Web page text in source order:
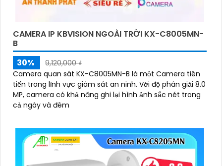
CAMERA IP KBVISION NGOÀI TRỜI KX-C8005MN-
B
30%
9,120,000 ₫
Camera quan sát KX-C8005MN-B là một Camera tiên
tiến trong lĩnh vực giám sát an ninh. Với độ phân giải 8.0
MP, camera có khả năng ghi lại hình ảnh sắc nét trong
cả ngày và đêm